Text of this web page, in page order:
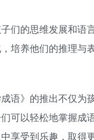
们的思维发展和
培养他们的推理
语》的推出不仅
可以轻松地掌握
享受到乐趣，取得